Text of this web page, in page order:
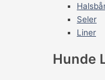
Seler
Liner
Hunde